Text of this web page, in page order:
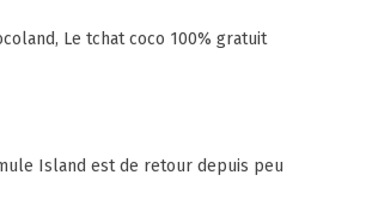
Le tchat coco 100% gratuit
Island est de retour depuis peu